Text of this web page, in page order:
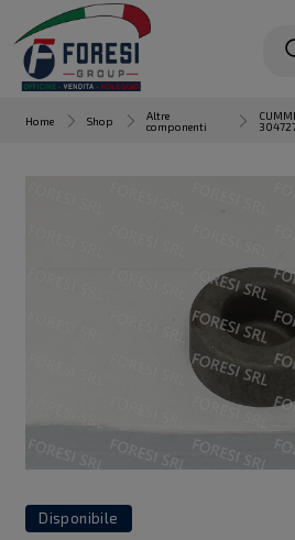
Home Shop
Altre
componenti
Disponibile